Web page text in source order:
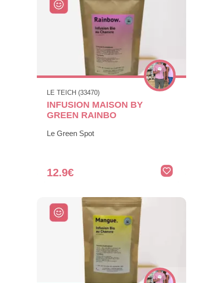
LE TEICH (33470)
INFUSION MAISON BY
GREEN RAINBO
Le Green Spot
12.9€